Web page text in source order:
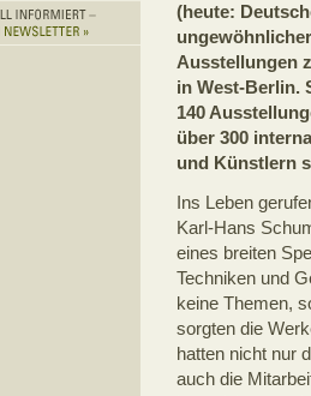
(heute:
Ausstellungen
in West-Berlin.
140
über 300
und Künstlern
Ins Leben
Karl-Hans
eines breiten
Techniken und
keine Themen,
sorgten die
hatten nicht nur
auch die